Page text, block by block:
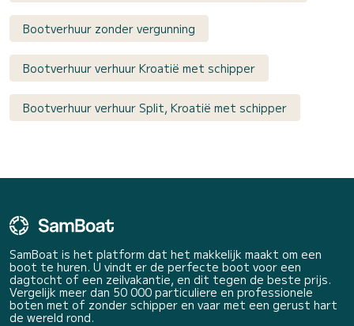
Bootverhuur zonder vergunning
Bootverhuur verhuur Kroatië met schipper
Bootverhuur verhuur Split, Kroatië met schipper
SamBoat is het platform dat het makkelijk maakt om een
boot te huren. U vindt er de perfecte boot voor een
dagtocht of een zeilvakantie, en dit tegen de beste prijs.
Vergelijk meer dan 50 000 particuliere en professionele
boten met of zonder schipper en vaar met een gerust hart
de wereld rond.